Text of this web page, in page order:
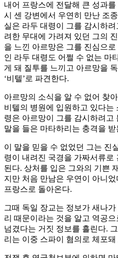
내어 프랑스에 전달해 큰 성과
시 센 강변에서 우연히 만난 조
실은 라두 대령이 그를 감시하
려한 무대에 가려져 있던 그의
을 느낀 아르망은 그를 진심으
인 라두 대령도 어쩔 수 없는 마
게 돼 질투를 느끼고 아르망을
‘비텔’로 파견한다.
아르망의 소식을 알 수 없어 찾
비텔의 병원에 입원하고 있다는
령은 아르망이 그를 감시하려고
말을 들은 마타하리는 충격을 받
이 말을 믿을 수 없었던 그는 진
령이 내려진 국경을 가짜서류로
된다. 상처를 입은 그와의 기쁜
지만 처음 만남은 우연이 아니
프랑스로 돌아온다.
그때 독일 장교는 정보가 새나
리 때문이라는 것을 알고 역공
넘겼다는 거짓 정보를 흘린다.
리는 이중 스파이 혐의로 체포